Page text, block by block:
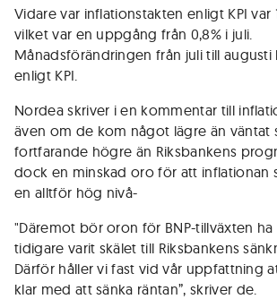
Vidare var inflationstakten enligt KPI var
vilket var en uppgång från 0,8% i juli.
Månadsförändringen från juli till augusti
enligt KPI.
Nordea skriver i en kommentar till
även om de kom något lägre än väntat
fortfarande högre än Riksbankens
dock en minskad oro för att inflationan
en alltför hög nivå-
"Däremot bör oron för BNP-tillväxten
tidigare varit skälet till Riksbankens
Därför håller vi fast vid vår uppfattning
klar med att sänka räntan”, skriver de.